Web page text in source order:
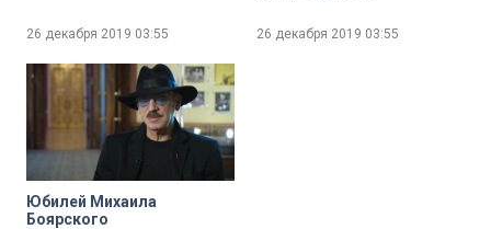
26 декабря 2019 03:55 26 декабря 2019 03:55
Юбилей Михаила
Боярского